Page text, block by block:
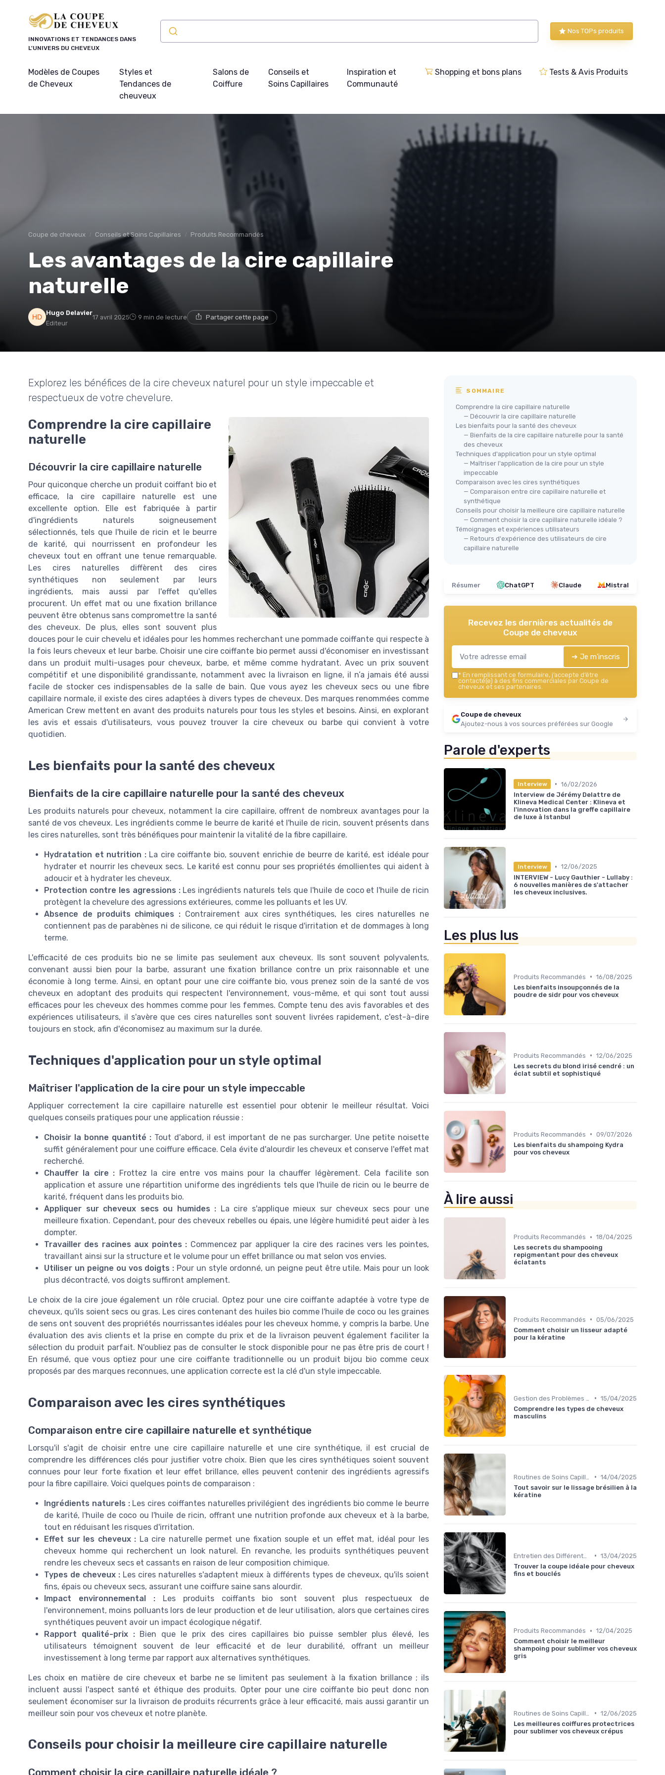
INNOVATIONS ET TENDANCES DANS
L'UNIVERS DU CHEVEUX
Nos TOPs produits
Modèles de Coupes
de Cheveux
Styles et
Tendances de
cheuveux
Salons de
Coiffure
Conseils et
Soins Capillaires
Inspiration et
Communauté
Shopping et bons plans Tests & Avis Produits
Coupe de cheveux Conseils et Soins Capillaires Produits Recommandés
Les avantages de la cire capillaire
naturelle
Hugo Delavier
Editeur
17 avril 2025 9 min de lecture Partager cette page
Explorez les bénéfices de la cire cheveux naturel pour un style impeccable et
respectueux de votre chevelure.
Comprendre la cire capillaire
naturelle
Découvrir la cire capillaire naturelle
Pour quiconque cherche un produit coiffant bio et
efficace, la cire capillaire naturelle est une
excellente option. Elle est fabriquée à partir
d'ingrédients naturels soigneusement
sélectionnés, tels que l'huile de ricin et le beurre
de karité, qui nourrissent en profondeur les
cheveux tout en offrant une tenue remarquable.
Les cires naturelles diffèrent des cires
synthétiques non seulement par leurs
ingrédients, mais aussi par l'effet qu'elles
procurent. Un effet mat ou une fixation brillance
peuvent être obtenus sans compromettre la santé
des cheveux. De plus, elles sont souvent plus
douces pour le cuir chevelu et idéales pour les hommes recherchant une pommade coiffante qui respecte à
la fois leurs cheveux et leur barbe. Choisir une cire coiffante bio permet aussi d'économiser en investissant
dans un produit multi-usages pour cheveux, barbe, et même comme hydratant. Avec un prix souvent
compétitif et une disponibilité grandissante, notamment avec la livraison en ligne, il n’a jamais été aussi
facile de stocker ces indispensables de la salle de bain. Que vous ayez les cheveux secs ou une fibre
capillaire normale, il existe des cires adaptées à divers types de cheveux. Des marques renommées comme
American Crew mettent en avant des produits naturels pour tous les styles et besoins. Ainsi, en explorant
les avis et essais d'utilisateurs, vous pouvez trouver la cire cheveux ou barbe qui convient à votre
quotidien.
Les bienfaits pour la santé des cheveux
Bienfaits de la cire capillaire naturelle pour la santé des cheveux
Les produits naturels pour cheveux, notamment la cire capillaire, offrent de nombreux avantages pour la
santé de vos cheveux. Les ingrédients comme le beurre de karité et l'huile de ricin, souvent présents dans
les cires naturelles, sont très bénéfiques pour maintenir la vitalité de la fibre capillaire.
Hydratation et nutrition : La cire coiffante bio, souvent enrichie de beurre de karité, est idéale pour
hydrater et nourrir les cheveux secs. Le karité est connu pour ses propriétés émollientes qui aident à
adoucir et à hydrater les cheveux.
Protection contre les agressions : Les ingrédients naturels tels que l'huile de coco et l'huile de ricin
protègent la chevelure des agressions extérieures, comme les polluants et les UV.
Absence de produits chimiques : Contrairement aux cires synthétiques, les cires naturelles ne
contiennent pas de parabènes ni de silicone, ce qui réduit le risque d'irritation et de dommages à long
terme.
L'efficacité de ces produits bio ne se limite pas seulement aux cheveux. Ils sont souvent polyvalents,
convenant aussi bien pour la barbe, assurant une fixation brillance contre un prix raisonnable et une
économie à long terme. Ainsi, en optant pour une cire coiffante bio, vous prenez soin de la santé de vos
cheveux en adoptant des produits qui respectent l'environnement, vous-même, et qui sont tout aussi
efficaces pour les cheveux des hommes comme pour les femmes. Compte tenu des avis favorables et des
expériences utilisateurs, il s'avère que ces cires naturelles sont souvent livrées rapidement, c'est-à-dire
toujours en stock, afin d'économisez au maximum sur la durée.
Techniques d'application pour un style optimal
Maîtriser l'application de la cire pour un style impeccable
Appliquer correctement la cire capillaire naturelle est essentiel pour obtenir le meilleur résultat. Voici
quelques conseils pratiques pour une application réussie :
Choisir la bonne quantité : Tout d'abord, il est important de ne pas surcharger. Une petite noisette
suffit généralement pour une coiffure efficace. Cela évite d'alourdir les cheveux et conserve l'effet mat
recherché.
Chauffer la cire : Frottez la cire entre vos mains pour la chauffer légèrement. Cela facilite son
application et assure une répartition uniforme des ingrédients tels que l'huile de ricin ou le beurre de
karité, fréquent dans les produits bio.
Appliquer sur cheveux secs ou humides : La cire s'applique mieux sur cheveux secs pour une
meilleure fixation. Cependant, pour des cheveux rebelles ou épais, une légère humidité peut aider à les
dompter.
Travailler des racines aux pointes : Commencez par appliquer la cire des racines vers les pointes,
travaillant ainsi sur la structure et le volume pour un effet brillance ou mat selon vos envies.
Utiliser un peigne ou vos doigts : Pour un style ordonné, un peigne peut être utile. Mais pour un look
plus décontracté, vos doigts suffiront amplement.
Le choix de la cire joue également un rôle crucial. Optez pour une cire coiffante adaptée à votre type de
cheveux, qu'ils soient secs ou gras. Les cires contenant des huiles bio comme l'huile de coco ou les graines
de sens ont souvent des propriétés nourrissantes idéales pour les cheveux homme, y compris la barbe. Une
évaluation des avis clients et la prise en compte du prix et de la livraison peuvent également faciliter la
sélection du produit parfait. N'oubliez pas de consulter le stock disponible pour ne pas être pris de court !
En résumé, que vous optiez pour une cire coiffante traditionnelle ou un produit bijou bio comme ceux
proposés par des marques reconnues, une application correcte est la clé d'un style impeccable.
Comparaison avec les cires synthétiques
Comparaison entre cire capillaire naturelle et synthétique
Lorsqu'il s'agit de choisir entre une cire capillaire naturelle et une cire synthétique, il est crucial de
comprendre les différences clés pour justifier votre choix. Bien que les cires synthétiques soient souvent
connues pour leur forte fixation et leur effet brillance, elles peuvent contenir des ingrédients agressifs
pour la fibre capillaire. Voici quelques points de comparaison :
Ingrédients naturels :Les cires coiffantes naturelles privilégient des ingrédients bio comme le beurre
de karité, l'huile de coco ou l'huile de ricin, offrant une nutrition profonde aux cheveux et à la barbe,
tout en réduisant les risques d'irritation.
Effet sur les cheveux : La cire naturelle permet une fixation souple et un effet mat, idéal pour les
cheveux homme qui recherchent un look naturel. En revanche, les produits synthétiques peuvent
rendre les cheveux secs et cassants en raison de leur composition chimique.
Types de cheveux : Les cires naturelles s'adaptent mieux à différents types de cheveux, qu'ils soient
fins, épais ou cheveux secs, assurant une coiffure saine sans alourdir.
Impact environnemental :Les produits coiffants bio sont souvent plus respectueux de
l'environnement, moins polluants lors de leur production et de leur utilisation, alors que certaines cires
synthétiques peuvent avoir un impact écologique négatif.
Rapport qualité-prix :Bien que le prix des cires capillaires bio puisse sembler plus élevé, les
utilisateurs témoignent souvent de leur efficacité et de leur durabilité, offrant un meilleur
investissement à long terme par rapport aux alternatives synthétiques.
Les choix en matière de cire cheveux et barbe ne se limitent pas seulement à la fixation brillance ; ils
incluent aussi l'aspect santé et éthique des produits. Opter pour une cire coiffante bio peut donc non
seulement économiser sur la livraison de produits récurrents grâce à leur efficacité, mais aussi garantir un
meilleur soin pour vos cheveux et notre planète.
Conseils pour choisir la meilleure cire capillaire naturelle
Comment choisir la cire capillaire naturelle idéale ?
SOMMAIRE
Comprendre la cire capillaire naturelle
— Découvrir la cire capillaire naturelle
Les bienfaits pour la santé des cheveux
— Bienfaits de la cire capillaire naturelle pour la santé
des cheveux
Techniques d'application pour un style optimal
— Maîtriser l'application de la cire pour un style
impeccable
Comparaison avec les cires synthétiques
— Comparaison entre cire capillaire naturelle et
synthétique
Conseils pour choisir la meilleure cire capillaire naturelle
— Comment choisir la cire capillaire naturelle idéale ?
Témoignages et expériences utilisateurs
— Retours d'expérience des utilisateurs de cire
capillaire naturelle
Résumer ChatGPT Claude Mistral
Recevez les dernières actualités de
Coupe de cheveux
➔ Je m'inscris
* En remplissant ce formulaire, j’accepte d’être
contacté(e) à des fins commerciales par Coupe de
cheveux et ses partenaires.
Coupe de cheveux
Ajoutez-nous à vos sources préférées sur Google
Parole d'experts
Interview • 16/02/2026
Interview de Jérémy Delattre de
Klineva Medical Center : Klineva et
l'innovation dans la greffe capillaire
de luxe à Istanbul
Interview • 12/06/2025
INTERVIEW - Lucy Gauthier - Lullaby :
6 nouvelles manières de s'attacher
les cheveux inclusives.
Les plus lus
Produits Recommandés • 16/08/2025
Les bienfaits insoupçonnés de la
poudre de sidr pour vos cheveux
Produits Recommandés • 12/06/2025
Les secrets du blond irisé cendré : un
éclat subtil et sophistiqué
Produits Recommandés • 09/07/2026
Les bienfaits du shampoing Kydra
pour vos cheveux
À lire aussi
Produits Recommandés • 18/04/2025
Les secrets du shampooing
repigmentant pour des cheveux
éclatants
Produits Recommandés • 05/06/2025
Comment choisir un lisseur adapté
pour la kératine
• 15/04/2025
Comprendre les types de cheveux
masculins
• 14/04/2025
Tout savoir sur le lissage brésilien à la
kératine
• 13/04/2025
Trouver la coupe idéale pour cheveux
fins et bouclés
Produits Recommandés • 12/04/2025
Comment choisir le meilleur
shampoing pour sublimer vos cheveux
gris
• 12/06/2025
Les meilleures coiffures protectrices
pour sublimer vos cheveux crépus